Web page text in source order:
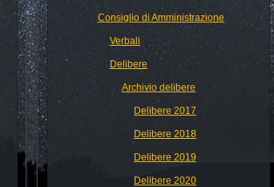
Consiglio di Amministrazione
Verbali
Delibere
Archivio delibere
Delibere 2017
Delibere 2018
Delibere 2019
Delibere 2020